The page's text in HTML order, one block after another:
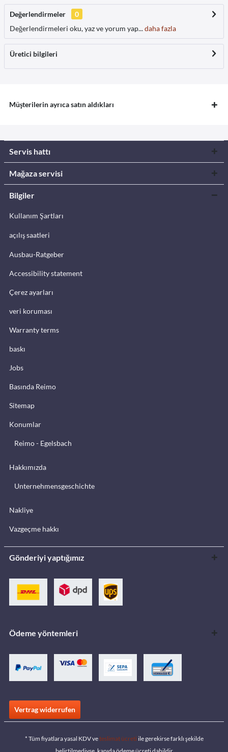
Değerlendirmeler
0
Değerlendirmeleri oku, yaz ve yorum yap...daha fazla
Üretici bilgileri
Müşterilerin ayrıca satın aldıkları
Servis hattı
Mağaza servisi
Bilgiler
Kullanım Şartları
açılış saatleri
Ausbau-Ratgeber
Accessibility statement
Çerez ayarları
veri koruması
Warranty terms
baskı
Jobs
Basında Reimo
Sitemap
Konumlar
Reimo - Egelsbach
Hakkımızda
Unternehmensgeschichte
Nakliye
Vazgeçme hakkı
Gönderiyi yaptığımız
Ödeme yöntemleri
Vertrag widerrufen
* Tüm fiyatlara yasal KDV veteslimat ücreti ile gerekirse farklı şekilde